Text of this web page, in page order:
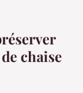
chaise